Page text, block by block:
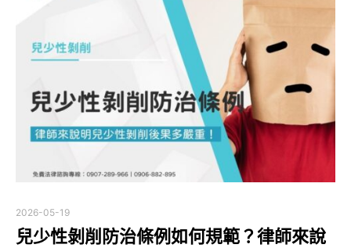
2026-05-19
兒少性剝削防治條例如何規範？律師來說